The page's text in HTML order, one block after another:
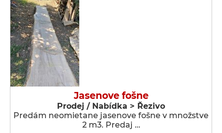
Jasenove fošne
Prodej / Nabídka > Řezivo
Predám neomietane jasenove fošne v množstve
2 m3. Predaj …